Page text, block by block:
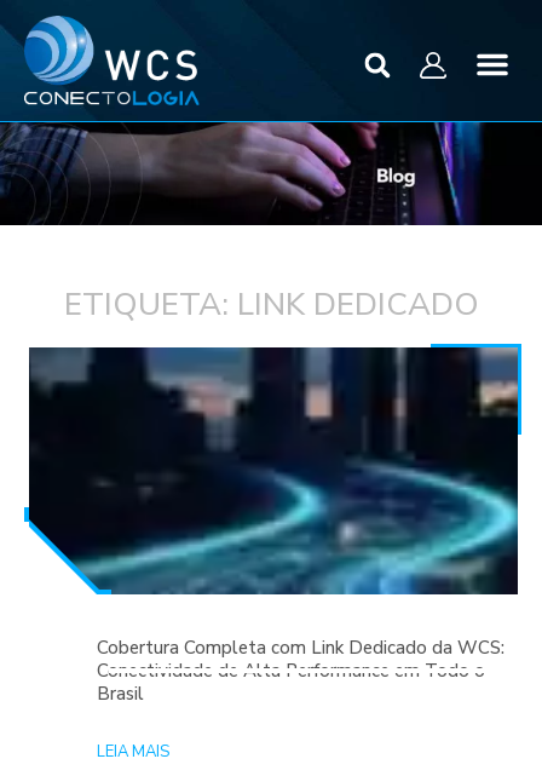
ETIQUETA: LINK DEDICADO
Cobertura Completa com Link Dedicado da WCS:
Conectividade de Alta Performance em Todo o
Brasil
LEIA MAIS